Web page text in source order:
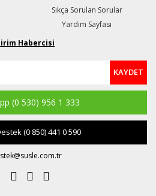
Sıkça Sorulan Sorular
Yardım Sayfası
Habercisi
KAYDET
(0 530) 956 1 333
(0 850) 441 0 590